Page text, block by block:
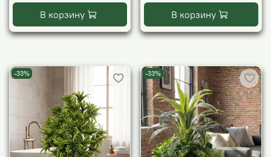
В корзину В корзину
-33% -33%